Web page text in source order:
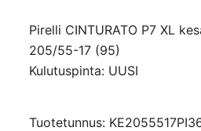
Pirelli CINTURATO P7 XL
205/55-17 (95)
Kulutuspinta: UUSI
Tuotetunnus: